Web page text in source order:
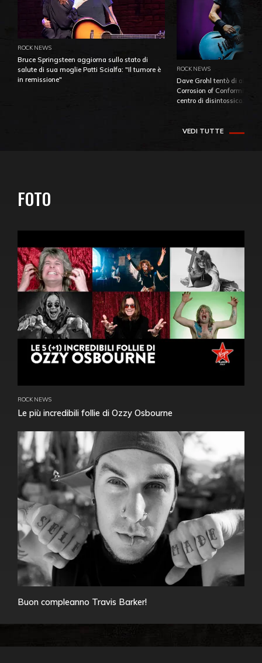
ROCK NEWS
Bruce Springsteen aggiorna sullo stato di
salute di sua moglie Patti Scialfa: "Il tumore è
in remissione"
ROCK NEWS
Dave Grohl tentò di
Corrosion of Conformity
centro di
VEDI TUTTE
FOTO
ROCK NEWS
Le più incredibili follie di Ozzy Osbourne
Buon compleanno Travis Barker!